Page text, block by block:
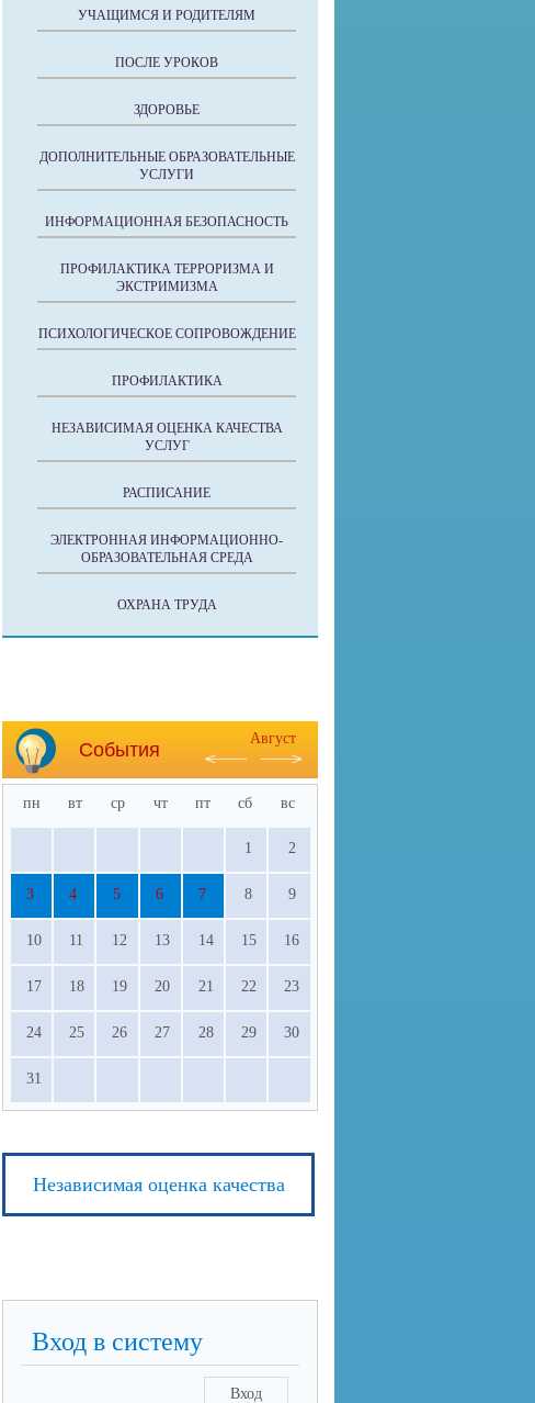
УЧАЩИМСЯ И РОДИТЕЛЯМ
ПОСЛЕ УРОКОВ
ЗДОРОВЬЕ
ДОПОЛНИТЕЛЬНЫЕ ОБРАЗОВАТЕЛЬНЫЕ
УСЛУГИ
ИНФОРМАЦИОННАЯ БЕЗОПАСНОСТЬ
ПРОФИЛАКТИКА ТЕРРОРИЗМА И
ЭКСТРИМИЗМА
ПСИХОЛОГИЧЕСКОЕ СОПРОВОЖДЕНИЕ
ПРОФИЛАКТИКА
НЕЗАВИСИМАЯ ОЦЕНКА КАЧЕСТВА
УСЛУГ
РАСПИСАНИЕ
ЭЛЕКТРОННАЯ ИНФОРМАЦИОННО-
ОБРАЗОВАТЕЛЬНАЯ СРЕДА
ОХРАНА ТРУДА
События
Август
пн вт ср чт пт сб вс
1 2
3 4 5 6 7 8 9
10 11 12 13 14 15 16
17 18 19 20 21 22 23
24 25 26 27 28 29 30
31
Независимая оценка качества
Вход в систему
Вход